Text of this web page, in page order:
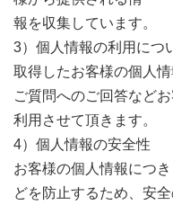
報を収集しています。
3）個人情報の利用につ
取得したお客様の個人
ご質問へのご回答など
利用させて頂きます。
4）個人情報の安全性
お客様の個人情報につ
どを防止するため、安